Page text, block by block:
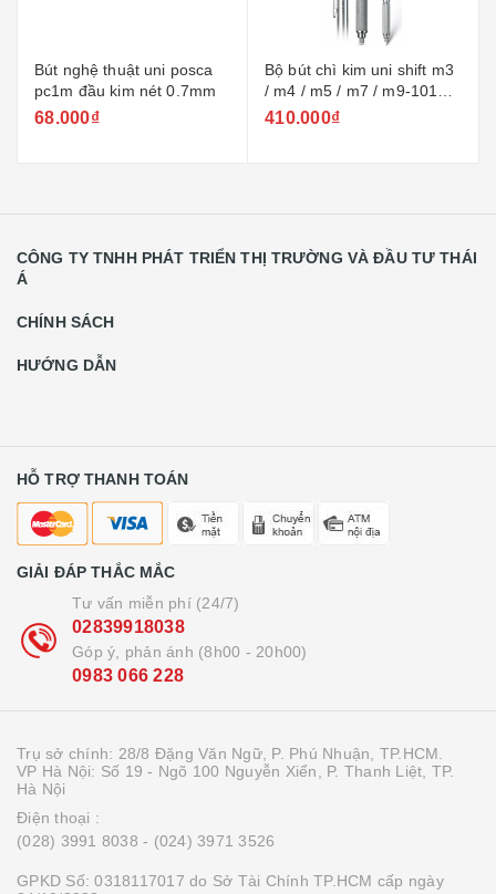
Bút nghệ thuật uni posca
pc1m đầu kim nét 0.7mm
68.000₫
Bộ bút chì kim uni shift m3
/ m4 / m5 / m7 / m9-1010 +
ngòi 0.3 / 0.4 / 0.5 / 0.7 /
410.000₫
CÔNG TY TNHH PHÁT TRIỂN THỊ TRƯỜNG VÀ ĐẦU TƯ THÁI
Á
CHÍNH SÁCH
HƯỚNG DẪN
HỖ TRỢ THANH TOÁN
GIẢI ĐÁP THẮC MẮC
Tư vấn miễn phí (24/7)
02839918038
Góp ý, phản ánh (8h00 - 20h00)
0983 066 228
Trụ sở chính: 28/8 Đặng Văn Ngữ, P. Phú Nhuận, TP.HCM.
VP Hà Nội: Số 19 - Ngõ 100 Nguyễn Xiển, P. Thanh Liệt, TP.
Hà Nội
Điện thoại :
(028) 3991 8038 - (024) 3971 3526
GPKD Số: 0318117017 do Sở Tài Chính TP.HCM cấp ngày